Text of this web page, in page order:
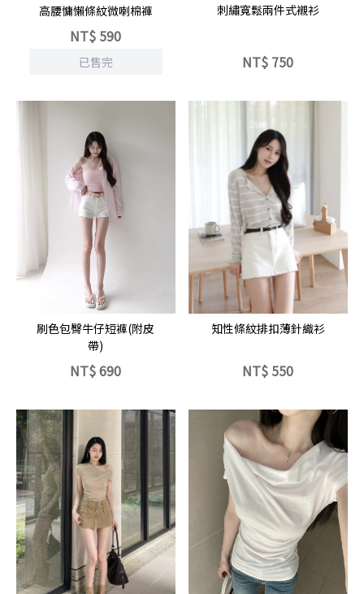
高腰慵懶條紋微喇棉褲
NT$ 590
已售完
刺繡寬鬆兩件式襯衫
NT$ 750
立即選購
刷色包臀牛仔短褲(附皮
帶)
NT$690
立即選購
知性條紋排扣薄針織衫
NT$ 550